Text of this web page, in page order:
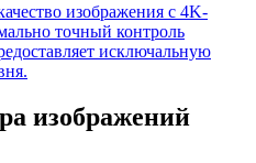
изображения с 4K-
точный контроль
исключальную
изображений